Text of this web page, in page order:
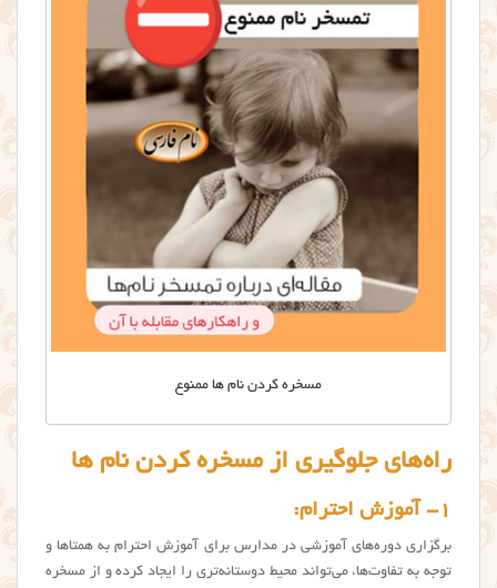
مسخره کردن نام ها ممنوع
راه‌های جلوگیری از مسخره کردن نام ها
۱- آموزش احترام:
برگزاری دوره‌های آموزشی در مدارس برای آموزش احترام به همتاها و
توجه به تفاوت‌ها، می‌تواند محیط دوستانه‌تری را ایجاد کرده و از مسخره